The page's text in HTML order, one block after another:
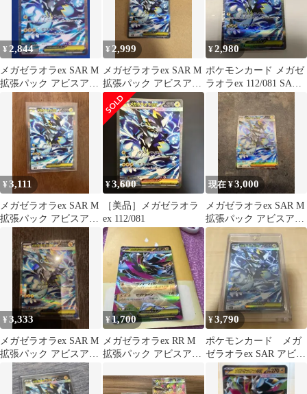
¥ 2,844
メガゼラオラex SAR M
拡張パック アビスアイ
112/081
¥ 2,999
メガゼラオラex SAR M
拡張パック アビスアイ
キラ 112/081
¥2,980
ポケモンカード メガゼ
ラオラex 112/081 SAR
アビスアイ
¥3,111
メガゼラオラex SAR M
拡張パック アビスアイ
キラ 112/081
¥3,600
［美品］メガゼラオラ
ex 112/081
現在 ¥3,000
メガゼラオラex SAR M
拡張パック アビスアイ
キラ 112/081
¥3,333
メガゼラオラex SAR M
拡張パック アビスアイ
キラ 112/081
¥1,700
メガゼラオラex RR M
拡張パック アビスアイ
¥3,790
ポケモンカード メガ
ゼラオラex SAR アビス
アイ 112/081